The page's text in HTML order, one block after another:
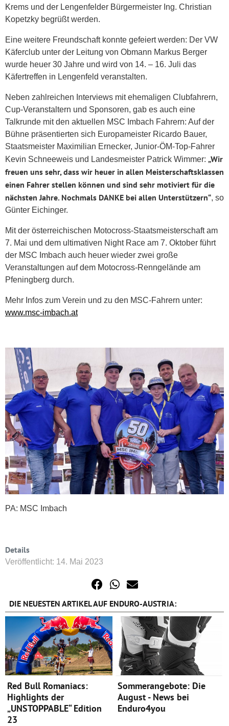
Krems und der Lengenfelder Bürgermeister Ing. Christian
Kopetzky begrüßt werden.
Eine weitere Freundschaft konnte gefeiert werden: Der VW
Käferclub unter der Leitung von Obmann Markus Berger
wurde heuer 30 Jahre und wird von 14. – 16. Juli das
Käfertreffen in Lengenfeld veranstalten.
Neben zahlreichen Interviews mit ehemaligen Clubfahrern,
Cup-Veranstaltern und Sponsoren, gab es auch eine
Talkrunde mit den aktuellen MSC Imbach Fahrern: Auf der
Bühne präsentierten sich Europameister Ricardo Bauer,
Staatsmeister Maximilian Ernecker, Junior-ÖM-Top-Fahrer
Kevin Schneeweis und Landesmeister Patrick Wimmer: „Wir
freuen uns sehr, dass wir heuer in allen Meisterschaftsklassen
einen Fahrer stellen können und sind sehr motiviert für die
nächsten Jahre. Nochmals DANKE bei allen Unterstützern“, so
Günter Eichinger.
Mit der österreichischen Motocross-Staatsmeisterschaft am
7. Mai und dem ultimativen Night Race am 7. Oktober führt
der MSC Imbach auch heuer wieder zwei große
Veranstaltungen auf dem Motocross-Renngelände am
Pfeningberg durch.
Mehr Infos zum Verein und zu den MSC-Fahrern unter:
www.msc-imbach.at
PA: MSC Imbach
Details
Veröffentlicht: 14. Mai 2023
DIE NEUESTEN ARTIKEL AUF ENDURO-AUSTRIA:
Red Bull Romaniacs:
Highlights der
„UNSTOPPABLE“ Edition
23
Sommerangebote: Die
August - News bei
Enduro4you